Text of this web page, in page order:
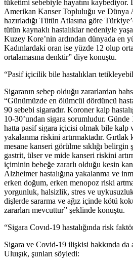
tüketimi sebebiyle hayatını kaybediyor.
Amerikan Kanser Topluluğu ve Dünya
hazırladığı Tütün Atlasına göre
tütün kaynaklı hastalıklar nedeniyle
Kuzey Kore’nin ardından dünyada en
Kadınlardaki oran ise yüzde 12 olup
ortalamasına denktir” diye konuştu.
“Pasif içicilik bile hastalıkları
Sigaranın sebep olduğu zararlardan
“Günümüzde en ölümcül dördüncü
90 sebebi sigaradır. Koroner kalp
10-30’undan sigara sorumludur. Günde
hatta pasif sigara içicisi olmak bile kalp
yakalanma riskini artırmaktadır. Gırtlak
mesane kanseri görülme sıklığı
gastrit, ülser ve mide kanseri riskini
içiminin bebeğe zararlı olduğu kesin
Alzheimer hastalığına yakalanma ve
erken doğum, erken menopoz riski
yorgunluk, halsizlik, stres ve
dişlerde sararma ve ağız içinde kötü
zararları mevcuttur” şeklinde konuştu.
“Sigara Covıd-19 hastalığında risk
Sigara ve Covid-19 ilişkisi hakkında da
Uluışık, şunları söyledi: